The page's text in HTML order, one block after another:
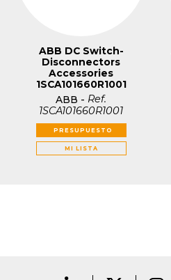
ABB DC Switch-
Disconnectors
Accessories
1SCA101660R1001
ABB - Ref.
1SCA101660R1001
PRESUPUESTO
MI LISTA